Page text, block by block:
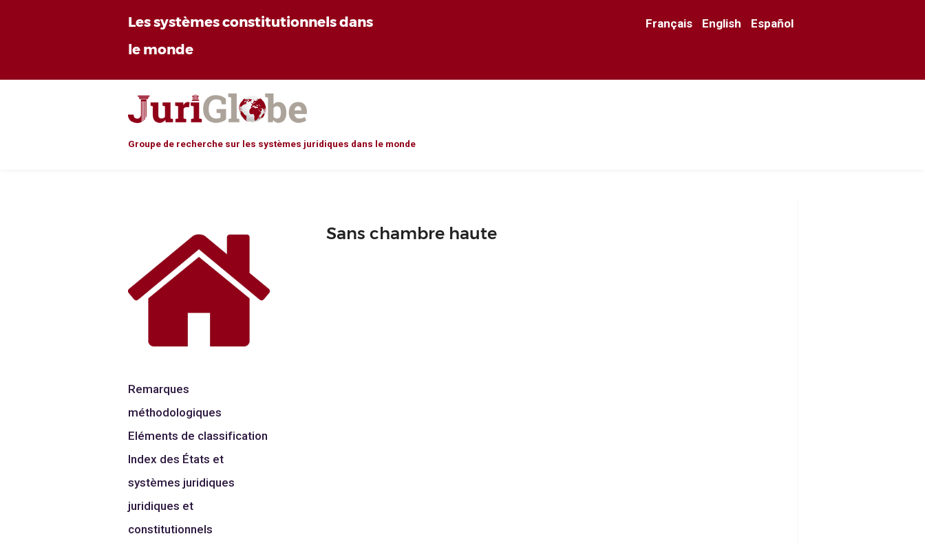
Les systèmes constitutionnels dans
le monde
Français English Español
Groupe de recherche sur les systèmes juridiques dans le monde
Remarques
méthodologiques
Eléments de classification
Index des États et
systèmes juridiques
juridiques et
constitutionnels
Sans chambre haute